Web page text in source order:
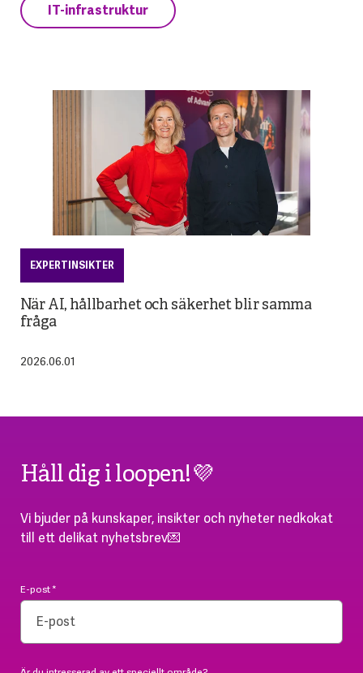
IT-infrastruktur
EXPERTINSIKTER
När AI, hållbarhet och säkerhet blir samma
fråga
2026.06.01
Håll dig i loopen!💜
Vi bjuder på kunskaper, insikter och nyheter nedkokat
till ett delikat nyhetsbrev💌
E-post*